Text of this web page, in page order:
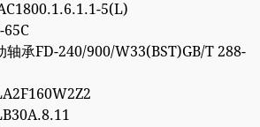
5(L)
轴承FD-240/900/W33(BST)GB/T 288-